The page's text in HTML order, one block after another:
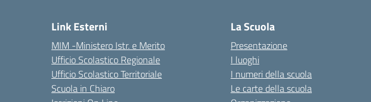
Link Esterni
MIM -Ministero Istr. e Merito
Ufficio Scolastico Regionale
Ufficio Scolastico Territoriale
Scuola in Chiaro
La Scuola
Presentazione
I luoghi
I numeri della scuola
Le carte della scuola